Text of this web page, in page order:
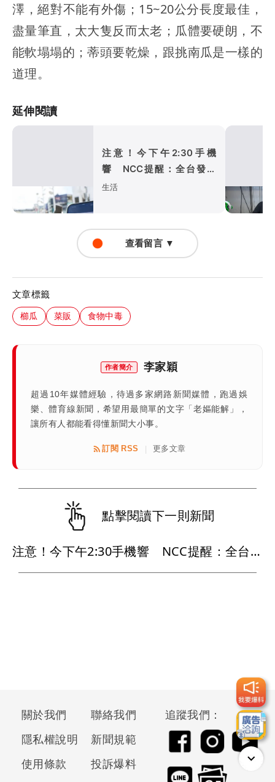
澤，絕對不能有外傷；15~20公分長度最佳，
盡量筆直，太大隻反而太老；瓜體要硬朗，不
能軟塌塌的；蒂頭要乾燥，跟挑南瓜是一樣的
道理。
延伸閱讀
注意！今下午2:30手機
響 NCC提醒：全台發送
演習預告
生活
查看留言 ▼
文章標籤
櫛瓜 菜販 食物中毒
作者簡介 李家穎
超過10年媒體經驗，待過多家網路新聞媒體，跑過娛
樂、體育線新聞，希望用最簡單的文字「老嫗能解」，
讓所有人都能看得懂新聞大小事。
訂閱 RSS 更多文章
點擊閱讀下一則新聞
注意！今下午2:30手機響 NCC提醒：全台發送演習預告
關於我們
聯絡我們
隱私權說明
新聞規範
使用條款
投訴爆料
追蹤我們：